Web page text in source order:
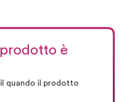
è
quando il prodotto